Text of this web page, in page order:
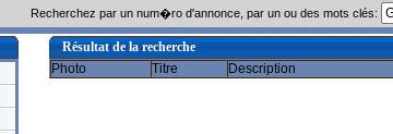
Recherchez par un num�ro d'annonce, par un ou des mots clés:
Résultat de la recherche
Photo
Titre Description